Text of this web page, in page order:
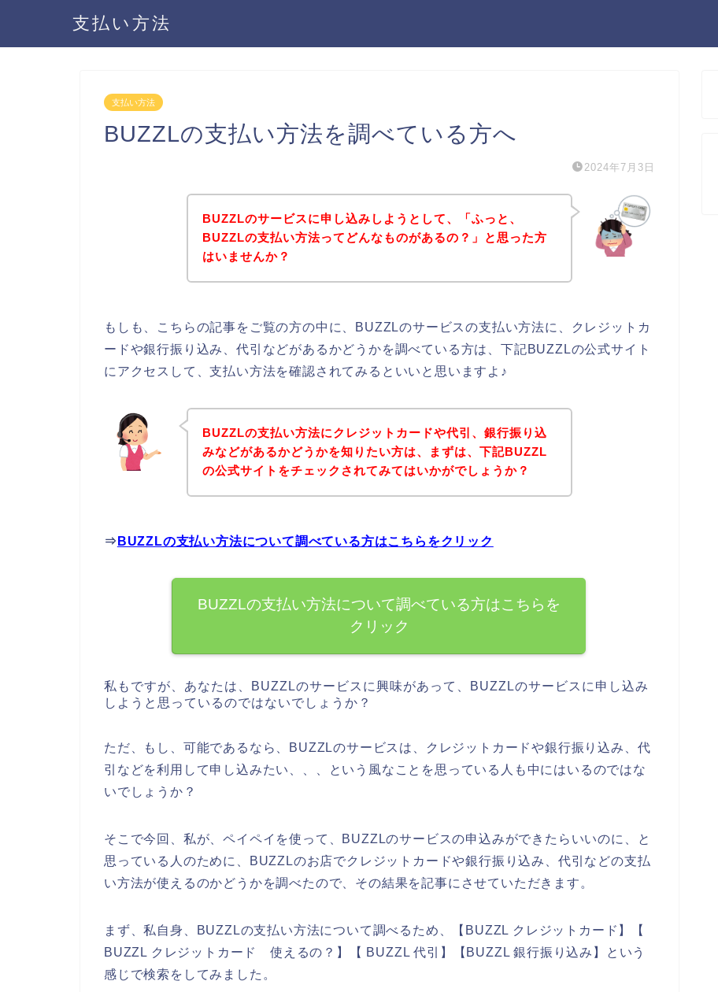
支払い方法
支払い方法
BUZZLの支払い方法を調べている方へ
2024年7月3日
BUZZLのサービスに申し込みしようとして、「ふっと、
BUZZLの支払い方法ってどんなものがあるの？」と思った方
はいませんか？
もしも、こちらの記事をご覧の方の中に、BUZZLのサービスの支払い方法に、クレジットカ
ードや銀行振り込み、代引などがあるかどうかを調べている方は、下記BUZZLの公式サイト
にアクセスして、支払い方法を確認されてみるといいと思いますよ♪
BUZZLの支払い方法にクレジットカードや代引、銀行振り込
みなどがあるかどうかを知りたい方は、まずは、下記BUZZL
の公式サイトをチェックされてみてはいかがでしょうか？
⇒ BUZZLの支払い方法について調べている方はこちらをクリック
BUZZLの支払い方法について調べている方はこちらを
クリック
私もですが、あなたは、BUZZLのサービスに興味があって、BUZZLのサービスに申し込み
しようと思っているのではないでしょうか？
ただ、もし、可能であるなら、BUZZLのサービスは、クレジットカードや銀行振り込み、代
引などを利用して申し込みたい、、、という風なことを思っている人も中にはいるのではな
いでしょうか？
そこで今回、私が、ペイペイを使って、BUZZLのサービスの申込みができたらいいのに、と
思っている人のために、BUZZLのお店でクレジットカードや銀行振り込み、代引などの支払
い方法が使えるのかどうかを調べたので、その結果を記事にさせていただきます。
まず、私自身、BUZZLの支払い方法について調べるため、【BUZZL クレジットカード】【
BUZZL クレジットカード 使えるの？】【 BUZZL 代引】【BUZZL 銀行振り込み】という
感じで検索をしてみました。